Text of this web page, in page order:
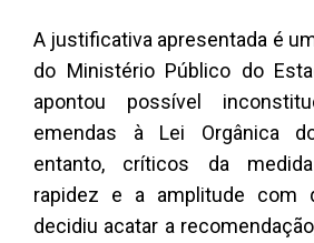
A justificativa apresentada é
do Ministério Público do
apontou possível
emendas à Lei Orgânica
entanto, críticos da
rapidez e a amplitude com
decidiu acatar a